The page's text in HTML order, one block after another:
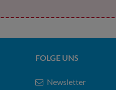
FOLGE UNS
Newsletter